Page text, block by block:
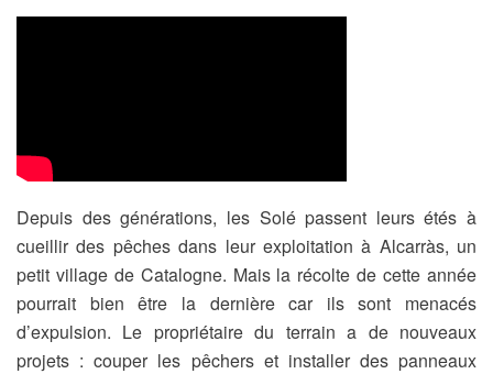
Depuis des générations, les Solé passent leurs étés à
cueillir des pêches dans leur exploitation à Alcarràs, un
petit village de Catalogne. Mais la récolte de cette année
pourrait bien être la dernière car ils sont menacés
d’expulsion. Le propriétaire du terrain a de nouveaux
projets : couper les pêchers et installer des panneaux